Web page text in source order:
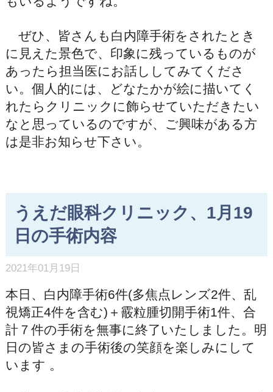
ぜひ、皆さんも白内障手術をされたとき
に見えた景色で、印象に残っているものが
あったら担当医にお話ししてみてくださ
い。個人的には、どなたかが絵に描いてく
れたらクリニックに飾らせていただきたい
なと思っているのですが、ご興味がある方
は是非お知らせ下さい。
うえだ眼科クリニック、1月19
日の手術内容
2021年01月19日
本日、白内障手術6件(多焦点レンズ2件、乱
視矯正4件を含む)＋霰粒腫切開手術1件、合
計７件の手術を無事に終了いたしました。明
日の皆さまの手術後の笑顔を楽しみにして
います 。